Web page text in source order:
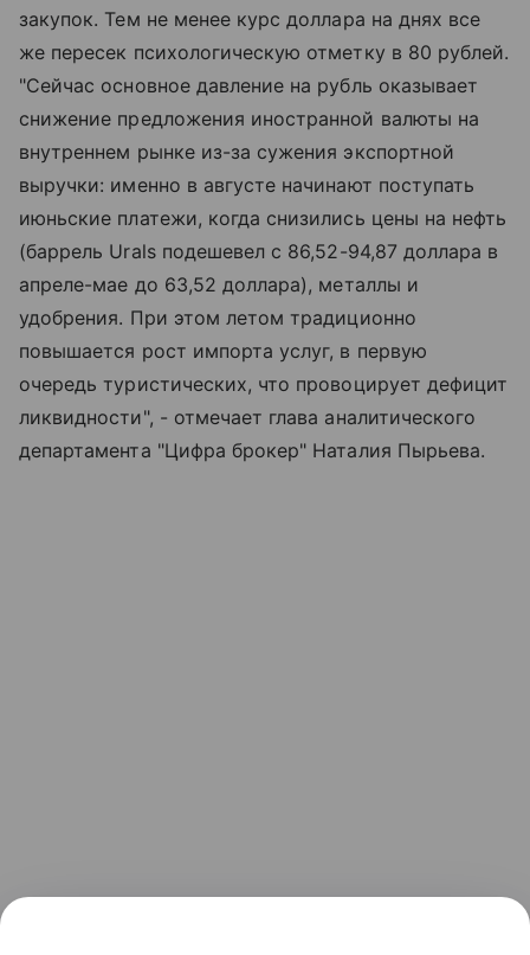
закупок. Тем не менее курс доллара на днях все
же пересек психологическую отметку в 80 рублей.
"Сейчас основное давление на рубль оказывает
снижение предложения иностранной валюты на
внутреннем рынке из-за сужения экспортной
выручки: именно в августе начинают поступать
июньские платежи, когда снизились цены на нефть
(баррель Urals подешевел с 86,52-94,87 доллара в
апреле-мае до 63,52 доллара), металлы и
удобрения. При этом летом традиционно
повышается рост импорта услуг, в первую
очередь туристических, что провоцирует дефицит
ликвидности", - отмечает глава аналитического
департамента "Цифра брокер" Наталия Пырьева.